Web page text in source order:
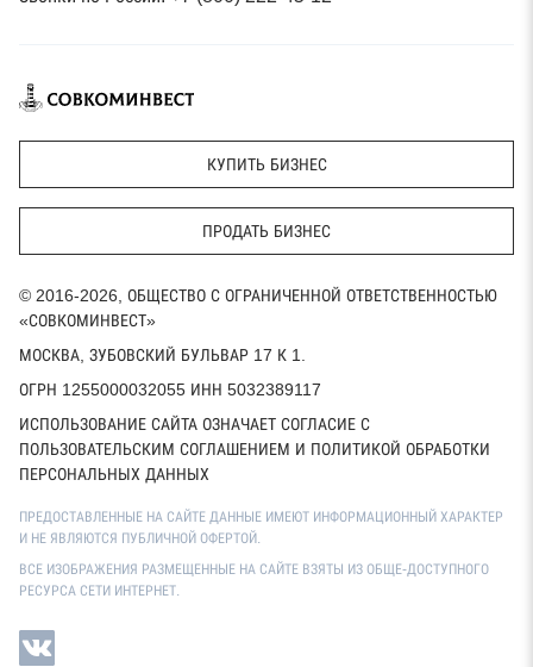
КУПИТЬ БИЗНЕС
ПРОДАТЬ БИЗНЕС
© 2016-2026, ОБЩЕСТВО С ОГРАНИЧЕННОЙ ОТВЕТСТВЕННОСТЬЮ
«СОВКОМИНВЕСТ»
МОСКВА, ЗУБОВСКИЙ БУЛЬВАР 17 К 1.
ОГРН 1255000032055 ИНН 5032389117
ИСПОЛЬЗОВАНИЕ САЙТА ОЗНАЧАЕТ СОГЛАСИЕ С
ПОЛЬЗОВАТЕЛЬСКИМ СОГЛАШЕНИЕМ И ПОЛИТИКОЙ ОБРАБОТКИ
ПЕРСОНАЛЬНЫХ ДАННЫХ
ПРЕДОСТАВЛЕННЫЕ НА САЙТЕ ДАННЫЕ ИМЕЮТ ИНФОРМАЦИОННЫЙ ХАРАКТЕР
И НЕ ЯВЛЯЮТСЯ ПУБЛИЧНОЙ ОФЕРТОЙ.
ВСЕ ИЗОБРАЖЕНИЯ РАЗМЕЩЕННЫЕ НА САЙТЕ ВЗЯТЫ ИЗ ОБЩЕ-ДОСТУПНОГО
РЕСУРСА СЕТИ ИНТЕРНЕТ.